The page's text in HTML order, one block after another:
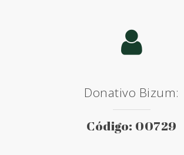
Donativo Bizum:
Código: 00729